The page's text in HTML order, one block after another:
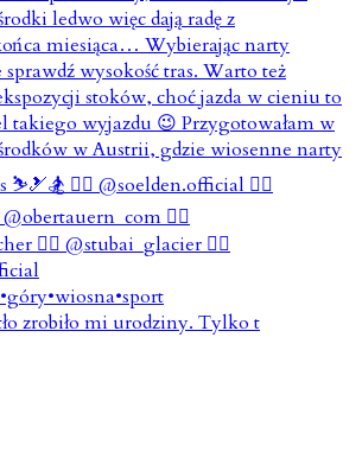
zrobiło mi urodziny. Tylko t